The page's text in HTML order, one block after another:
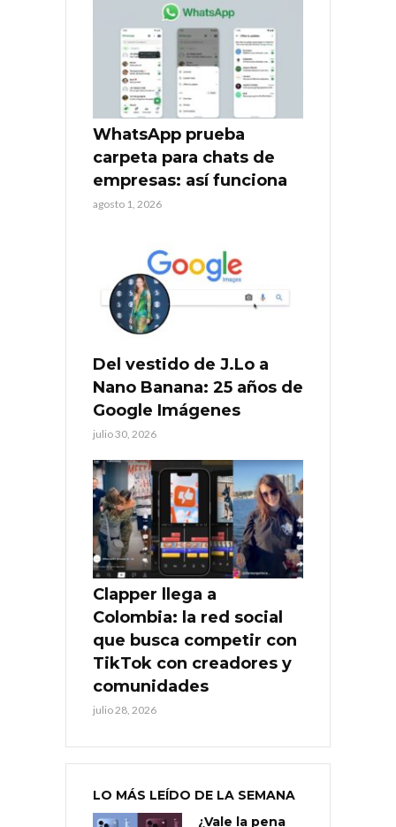
WhatsApp prueba
carpeta para chats de
empresas: así funciona
agosto 1, 2026
Del vestido de J.Lo a
Nano Banana: 25 años de
Google Imágenes
julio 30, 2026
Clapper llega a
Colombia: la red social
que busca competir con
TikTok con creadores y
comunidades
julio 28, 2026
LO MÁS LEÍDO DE LA SEMANA
¿Vale la pena